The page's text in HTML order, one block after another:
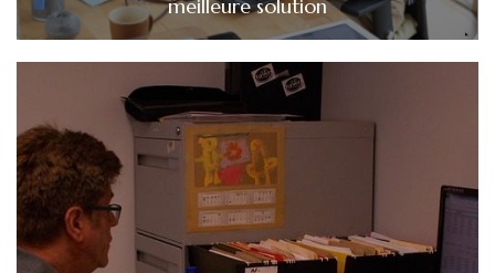
meilleure solution